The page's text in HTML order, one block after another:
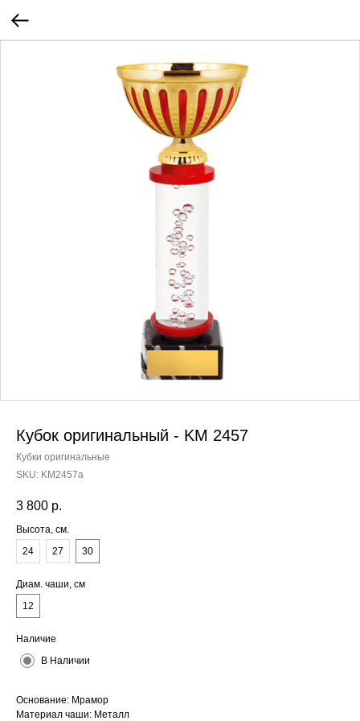
Кубок оригинальный - KM 2457
Кубки оригинальные
SKU: KM2457a
3 800 р.
Высота, см.
24
27 30
Диам. чаши, см
12
Наличие
В Наличии
Основание: Мрамор
Материал чаши: Металл